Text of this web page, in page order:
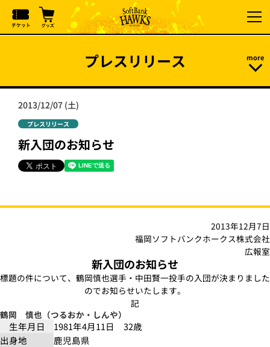
プレスリリース
2013/12/07 (土)
プレスリリース
新入団のお知らせ
2013年12月7日
福岡ソフトバンクホークス株式会社
広報室
新入団のお知らせ
標題の件について、鶴岡慎也選手・中田賢一投手の入団が決まりました
のでお知らせいたします。
記
鶴岡 慎也（つるおか・しんや）
生年月日
1981年4月11日 32歳
出身地
鹿児島県